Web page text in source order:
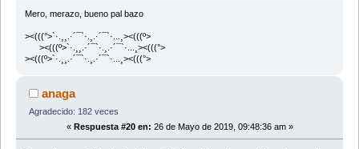
Mero, merazo, bueno pal bazo
><(((°>`·.¸¸.·´¯`·.¸.·´¯`·...¸><(((º>
><(((º>`·.¸¸.·´¯`·.¸.·´¯`·...¸><(((°>
><(((º>`·.¸¸.·´¯`·.¸.·´¯`·...¸><(((°>
anaga
Agradecido: 182 veces
« Respuesta #20 en: 26 de Mayo de 2019, 09:48:36 am »